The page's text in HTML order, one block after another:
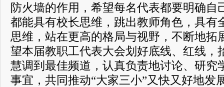
防火墙的作用，希望每名代表都要明确自
都能具有校长思维，跳出教师角色，具有
思维，站在更高的格局与视野，不断地拓
望本届教职工代表大会划好底线、红线，
慧调到最佳频道，认真负责地讨论、研究
事宜，共同推动“大家三小”又快又好地发